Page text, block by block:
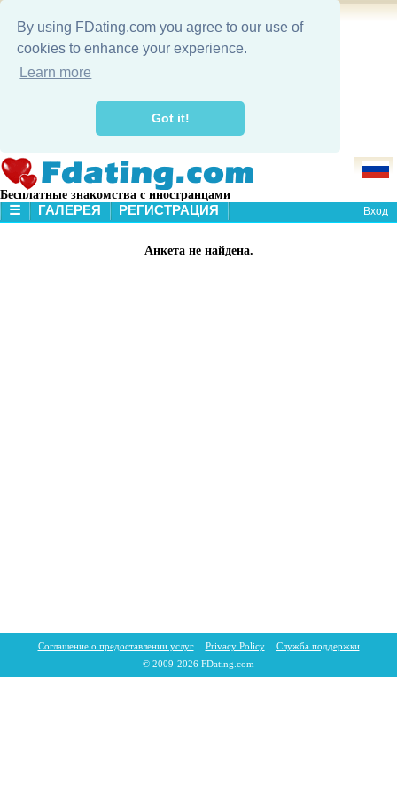
By using FDating.com you agree to our use of
cookies to enhance your experience.
Learn more
Got it!
Бесплатные знакомства с иностранцами
☰
ГАЛЕРЕЯ РЕГИСТРАЦИЯ Вход
Анкета не найдена.
© 2009-2026 FDating.com
Соглашение о предоставлении услуг Privacy Policy Служба поддержки